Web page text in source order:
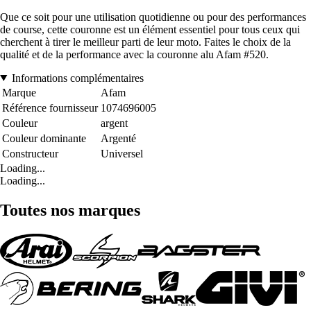
Que ce soit pour une utilisation quotidienne ou pour des performances
de course, cette couronne est un élément essentiel pour tous ceux qui
cherchent à tirer le meilleur parti de leur moto. Faites le choix de la
qualité et de la performance avec la couronne alu Afam #520.
Informations complémentaires
Marque
Afam
Référence fournisseur 1074696005
Couleur
argent
Couleur dominante
Argenté
Constructeur
Universel
Loading...
Loading...
Toutes nos marques